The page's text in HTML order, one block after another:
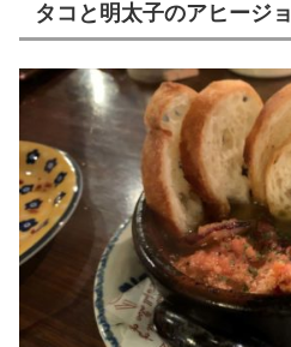
タコと明太子のアヒージョ